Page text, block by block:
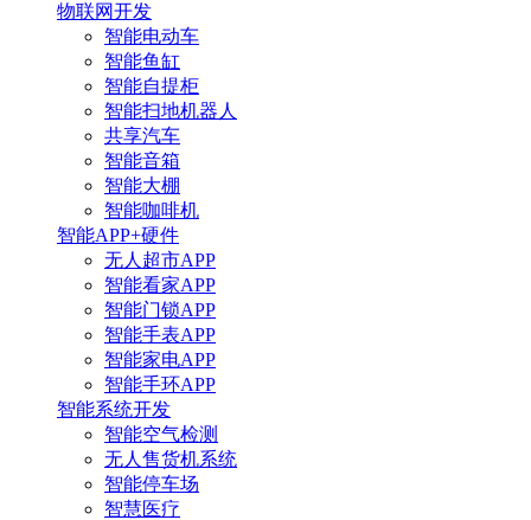
物联网开发
智能电动车
智能鱼缸
智能自提柜
智能扫地机器人
共享汽车
智能音箱
智能大棚
智能咖啡机
智能APP+硬件
无人超市APP
智能看家APP
智能门锁APP
智能手表APP
智能家电APP
智能手环APP
智能系统开发
智能空气检测
无人售货机系统
智能停车场
智慧医疗